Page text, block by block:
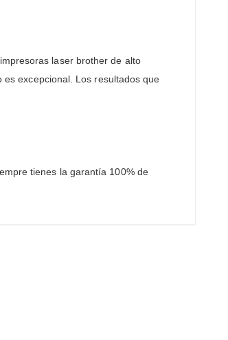
laser brother de alto
excepcional. Los resultados que
tienes la garantía 100% de